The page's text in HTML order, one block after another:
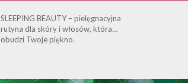
SLEEPING BEAUTY – pielęgnacyjna
rutyna dla skóry i włosów, która…
obudzi Twoje piękno.